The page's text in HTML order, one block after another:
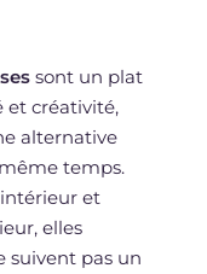
sont un plat
et créativité,
alternative
temps.
et
elles
suivent pas un